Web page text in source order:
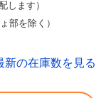
します）
部を除く）
新の在庫数を見る